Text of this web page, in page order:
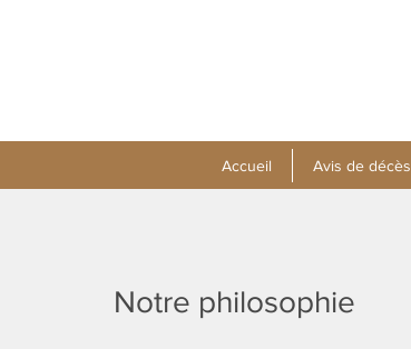
Accueil Avis de décès
Notre philosophie